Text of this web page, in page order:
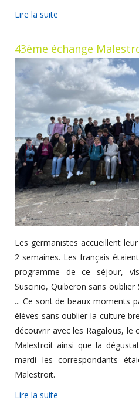
Lire la suite
43ème échange
Les germanistes accueillent
2 semaines. Les français
programme de ce séjour,
Suscinio, Quiberon sans
... Ce sont de beaux moments
élèves sans oublier la culture
découvrir avec les Ragalous, le
Malestroit ainsi que la
mardi les correspondants
Malestroit.
Lire la suite